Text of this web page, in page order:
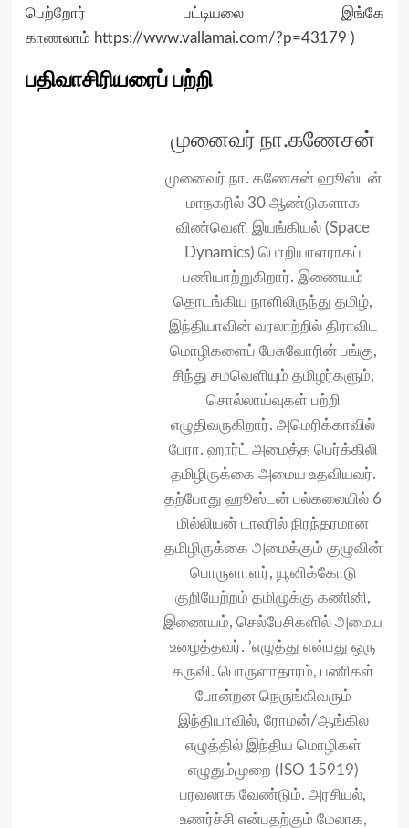
பெற்றோர் பட்டியலை இங்கே
காணலாம் https://www.vallamai.com/?p=43179 )
பதிவாசிரியரைப் பற்றி
முனைவர் நா.கணேசன்
முனைவர் நா. கணேசன் ஹூஸ்டன்
மாநகரில் 30 ஆண்டுகளாக
விண்வெளி இயங்கியல் (Space
Dynamics) பொறியாளராகப்
பணியாற்றுகிறார். இணையம்
தொடங்கிய நாளிலிருந்து தமிழ்,
இந்தியாவின் வரலாற்றில் திராவிட
மொழிகளைப் பேசுவோரின் பங்கு,
சிந்து சமவெளியும் தமிழர்களும்,
சொல்லாய்வுகள் பற்றி
எழுதிவருகிறார். அமெரிக்காவில்
பேரா. ஹார்ட் அமைத்த பெர்க்கிலி
தமிழிருக்கை அமைய உதவியவர்.
தற்போது ஹூஸ்டன் பல்கலையில் 6
மில்லியன் டாலரில் நிரந்தரமான
தமிழிருக்கை அமைக்கும் குழுவின்
பொருளாளர், யூனிக்கோடு
குறியேற்றம் தமிழுக்கு கணினி,
இணையம், செல்பேசிகளில் அமைய
உழைத்தவர். ’எழுத்து என்பது ஒரு
கருவி. பொருளாதாரம், பணிகள்
போன்றன நெருங்கிவரும்
இந்தியாவில், ரோமன்/ஆங்கில
எழுத்தில் இந்திய மொழிகள்
எழுதும்முறை (ISO 15919)
பரவலாக வேண்டும். அரசியல்,
உணர்ச்சி என்பதற்கும் மேலாக,